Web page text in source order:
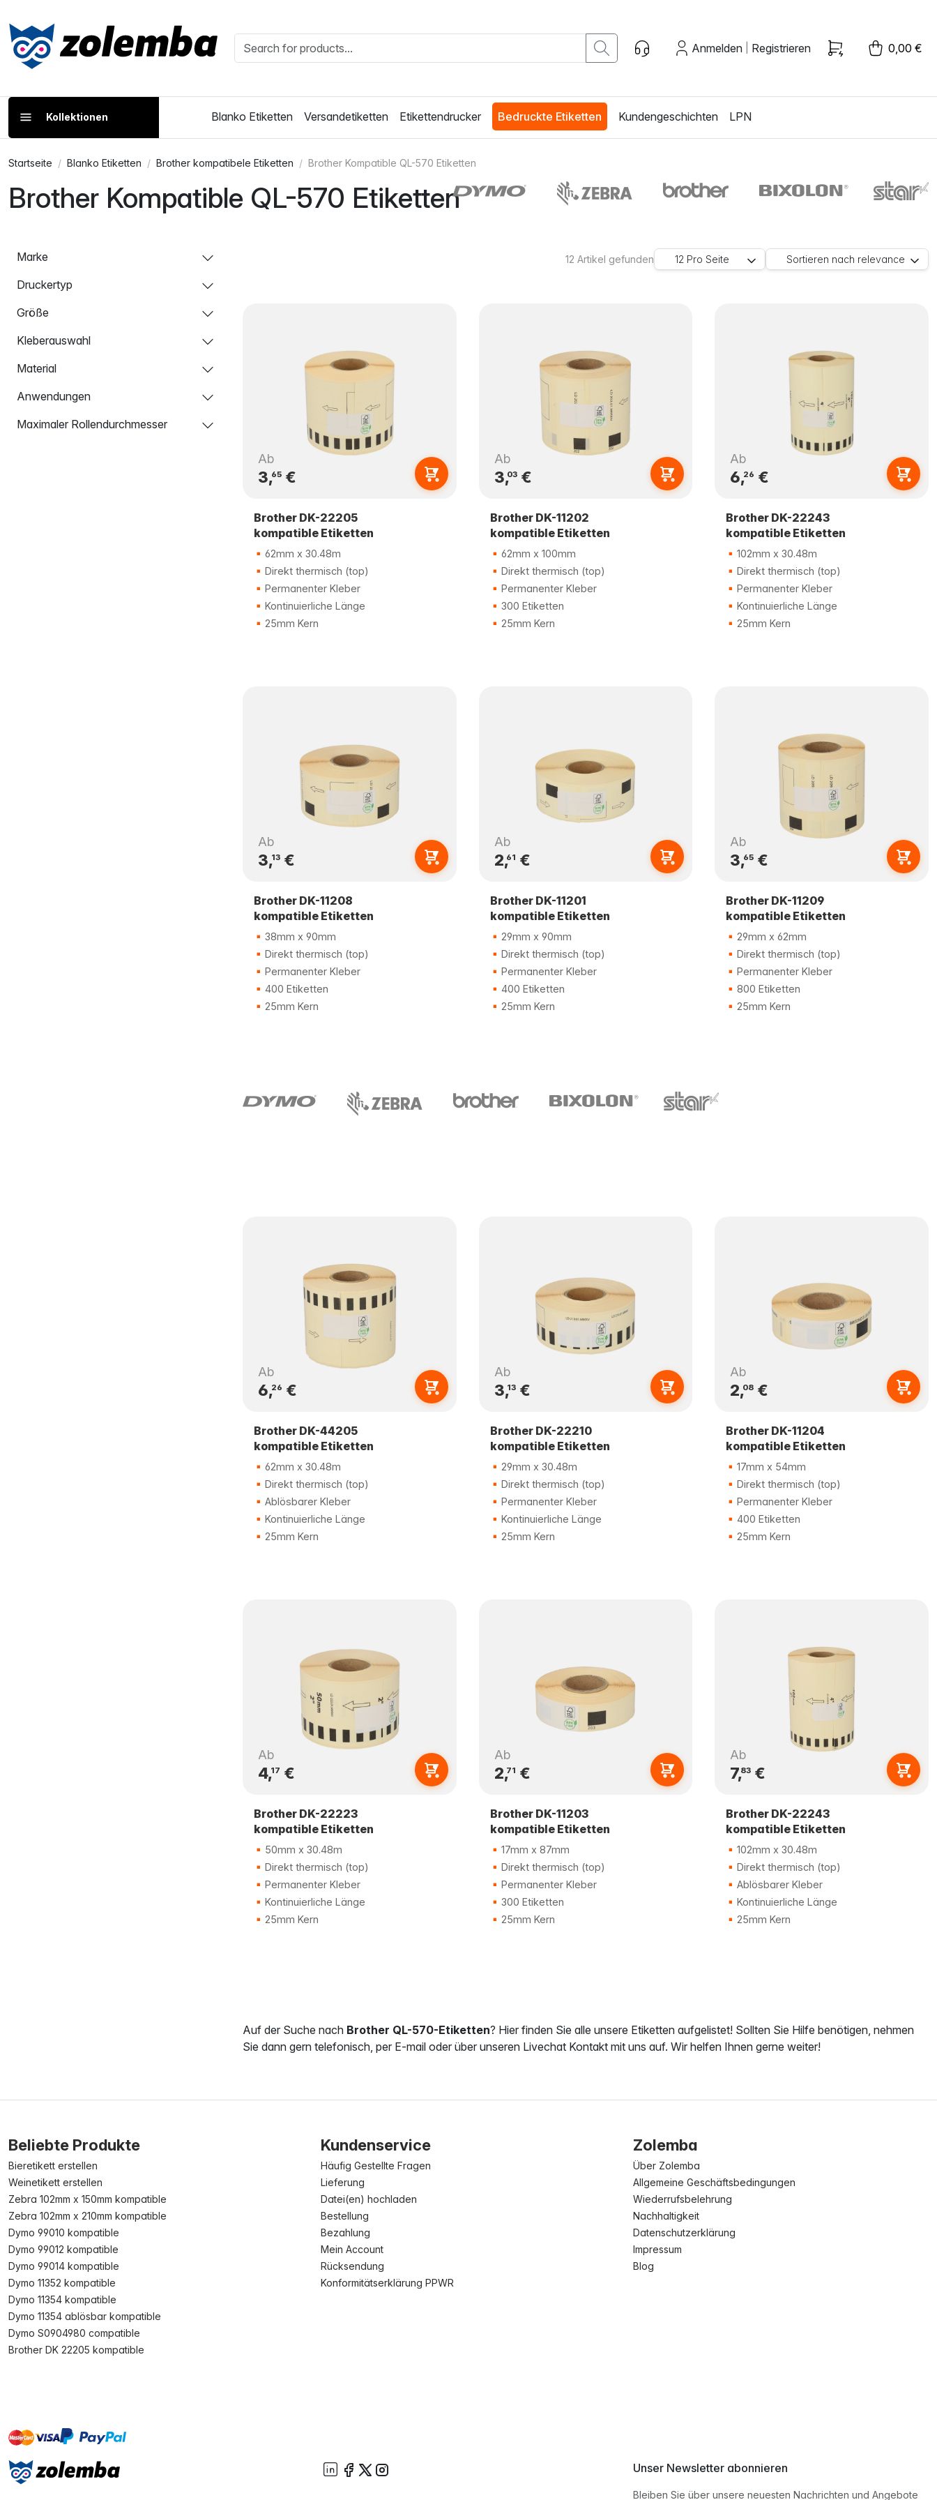
Anmelden Registrieren 0,00 €
Kollektionen Blanko Etiketten Versandetiketten Etikettendrucker Bedruckte Etiketten Kundengeschichten LPN
Startseite Blanko Etiketten Brother kompatibele Etiketten Brother Kompatible QL-570 Etiketten
Brother Kompatible QL-570 Etiketten
Marke
Druckertyp
Größe
Kleberauswahl
Material
Anwendungen
Maximaler Rollendurchmesser
12Artikel gefunden 12 Pro Seite Sortieren nach relevance
Ab
3,65€
Brother DK-22205
kompatible Etiketten
62mm x 30.48m
Direkt thermisch (top)
Permanenter Kleber
Kontinuierliche Länge
25mm Kern
Ab
3,03 €
Brother DK-11202
kompatible Etiketten
62mm x 100mm
Direkt thermisch (top)
Permanenter Kleber
300 Etiketten
25mm Kern
Ab
6,26 €
Brother DK-22243
kompatible Etiketten
102mm x 30.48m
Direkt thermisch (top)
Permanenter Kleber
Kontinuierliche Länge
25mm Kern
Ab
3,13€
Brother DK-11208
kompatible Etiketten
38mm x 90mm
Direkt thermisch (top)
Permanenter Kleber
400 Etiketten
25mm Kern
Ab
2,61 €
Brother DK-11201
kompatible Etiketten
29mm x 90mm
Direkt thermisch (top)
Permanenter Kleber
400 Etiketten
25mm Kern
Ab
3,65€
Brother DK-11209
kompatible Etiketten
29mm x 62mm
Direkt thermisch (top)
Permanenter Kleber
800 Etiketten
25mm Kern
Ab
6,26 €
Brother DK-44205
kompatible Etiketten
62mm x 30.48m
Direkt thermisch (top)
Ablösbarer Kleber
Kontinuierliche Länge
25mm Kern
Ab
3,13 €
Brother DK-22210
kompatible Etiketten
29mm x 30.48m
Direkt thermisch (top)
Permanenter Kleber
Kontinuierliche Länge
25mm Kern
Ab
2,08€
Brother DK-11204
kompatible Etiketten
17mm x 54mm
Direkt thermisch (top)
Permanenter Kleber
400 Etiketten
25mm Kern
Ab
4,17 €
Brother DK-22223
kompatible Etiketten
50mm x 30.48m
Direkt thermisch (top)
Permanenter Kleber
Kontinuierliche Länge
25mm Kern
Ab
2,71 €
Brother DK-11203
kompatible Etiketten
17mm x 87mm
Direkt thermisch (top)
Permanenter Kleber
300 Etiketten
25mm Kern
Ab
7,83€
Brother DK-22243
kompatible Etiketten
102mm x 30.48m
Direkt thermisch (top)
Ablösbarer Kleber
Kontinuierliche Länge
25mm Kern
Auf der Suche nach Brother QL-570-Etiketten? Hier finden Sie alle unsere Etiketten aufgelistet! Sollten Sie Hilfe benötigen, nehmen
Sie dann gern telefonisch, per E-mail oder über unseren Livechat Kontakt mit uns auf. Wir helfen Ihnen gerne weiter!
Beliebte Produkte
Bieretikett erstellen
Weinetikett erstellen
Zebra 102mm x 150mm kompatible
Zebra 102mm x 210mm kompatible
Dymo 99010 kompatible
Dymo 99012 kompatible
Dymo 99014 kompatible
Dymo 11352 kompatible
Dymo 11354 kompatible
Dymo 11354 ablösbar kompatible
Dymo S0904980 compatible
Brother DK 22205 kompatible
Kundenservice
Häufig Gestellte Fragen
Lieferung
Datei(en) hochladen
Bestellung
Bezahlung
Mein Account
Rücksendung
Konformitätserklärung PPWR
Zolemba
Über Zolemba
Allgemeine Geschäftsbedingungen
Wiederrufsbelehrung
Nachhaltigkeit
Datenschutzerklärung
Impressum
Blog
mastervisa paypal
Unser Newsletter abonnieren
Bleiben Sie über unsere neuesten Nachrichten und Angebote